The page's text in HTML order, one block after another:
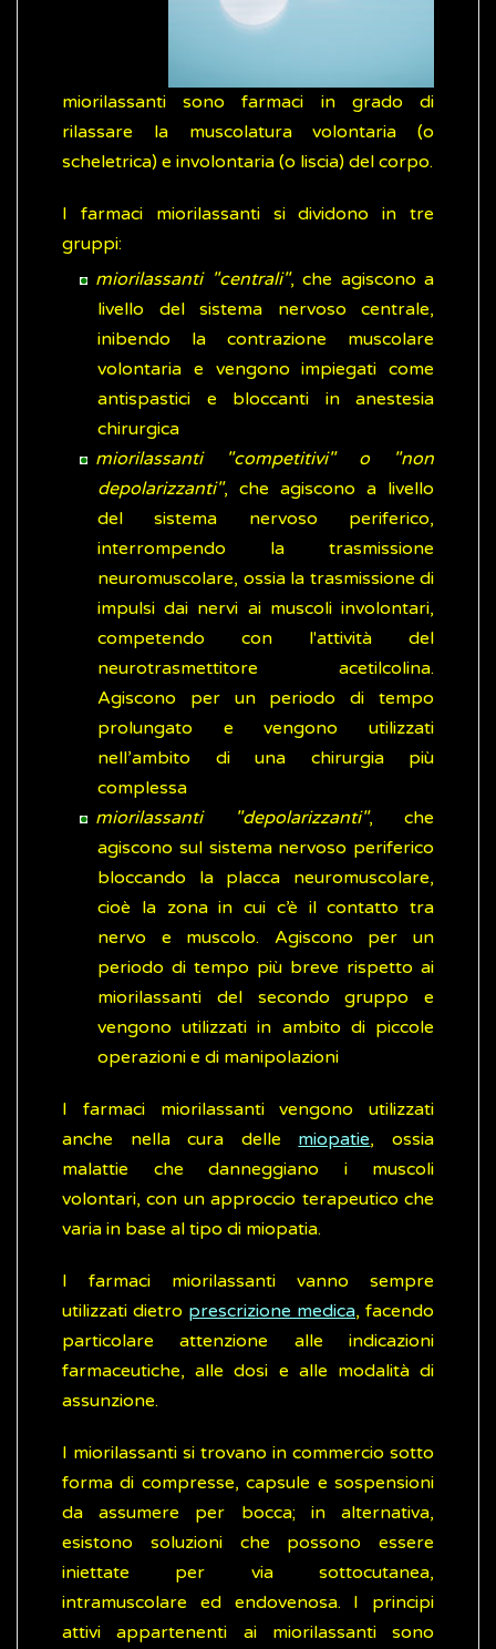
miorilassanti sono farmaci in grado di
rilassare la muscolatura volontaria (o
scheletrica) e involontaria (o liscia) del corpo.
I farmaci miorilassanti si dividono in tre
gruppi:
miorilassanti "centrali", che agiscono a
livello del sistema nervoso centrale,
inibendo la contrazione muscolare
volontaria e vengono impiegati come
antispastici e bloccanti in anestesia
chirurgica
miorilassanti "competitivi" o "non
depolarizzanti", che agiscono a livello
del sistema nervoso periferico,
interrompendo la trasmissione
neuromuscolare, ossia la trasmissione di
impulsi dai nervi ai muscoli involontari,
competendo con l'attività del
neurotrasmettitore acetilcolina.
Agiscono per un periodo di tempo
prolungato e vengono utilizzati
nell’ambito di una chirurgia più
complessa
miorilassanti "depolarizzanti", che
agiscono sul sistema nervoso periferico
bloccando la placca neuromuscolare,
cioè la zona in cui c’è il contatto tra
nervo e muscolo. Agiscono per un
periodo di tempo più breve rispetto ai
miorilassanti del secondo gruppo e
vengono utilizzati in ambito di piccole
operazioni e di manipolazioni
I farmaci miorilassanti vengono utilizzati
anche nella cura delle miopatie, ossia
malattie che danneggiano i muscoli
volontari, con un approccio terapeutico che
varia in base al tipo di miopatia.
I farmaci miorilassanti vanno sempre
utilizzati dietro prescrizione medica, facendo
particolare attenzione alle indicazioni
farmaceutiche, alle dosi e alle modalità di
assunzione.
I miorilassanti si trovano in commercio sotto
forma di compresse, capsule e sospensioni
da assumere per bocca; in alternativa,
esistono soluzioni che possono essere
iniettate per via sottocutanea,
intramuscolare ed endovenosa. I principi
attivi appartenenti ai miorilassanti sono